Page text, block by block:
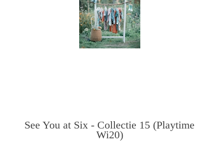
See You at Six - Collectie 15 (Playtime
Wi20)